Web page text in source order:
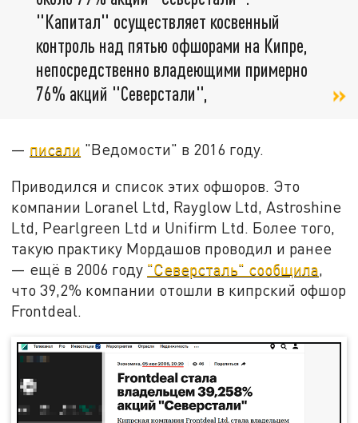
"Капитал" осуществляет косвенный
контроль над пятью офшорами на Кипре,
непосредственно владеющими примерно
76% акций "Северстали",
— писали "Ведомости" в 2016 году.
Приводился и список этих офшоров. Это
компании Loranel Ltd, Rayglow Ltd, Astroshine
Ltd, Pearlgreen Ltd и Unifirm Ltd. Более того,
такую практику Мордашов проводил и ранее
— ещё в 2006 году "Северсталь" сообщила,
что 39,2% компании отошли в кипрский офшор
Frontdeal.